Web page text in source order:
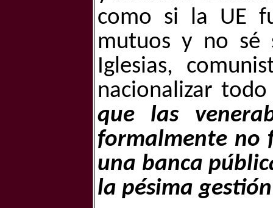
como si la UE
mutuos y no sé
Iglesias,
nacionalizar
que las
formalmente no
una banca
la pésima